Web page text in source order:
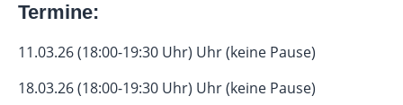
Termine:
11.03.26 (18:00-19:30 Uhr) Uhr (keine Pause)
18.03.26 (18:00-19:30 Uhr) Uhr (keine Pause)